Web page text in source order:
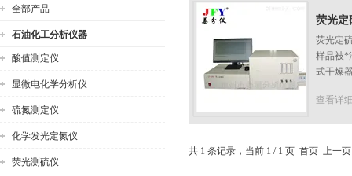
全部产品
石油化工分析仪器
酸值测定仪
显微电化学分析仪
硫氮测定仪
化学发光定氮仪
荧光测硫仪
荧光定
荧光定
样品被*
式干燥
查看详
共 1 条记录，当前 1 / 1 页 首页 上一